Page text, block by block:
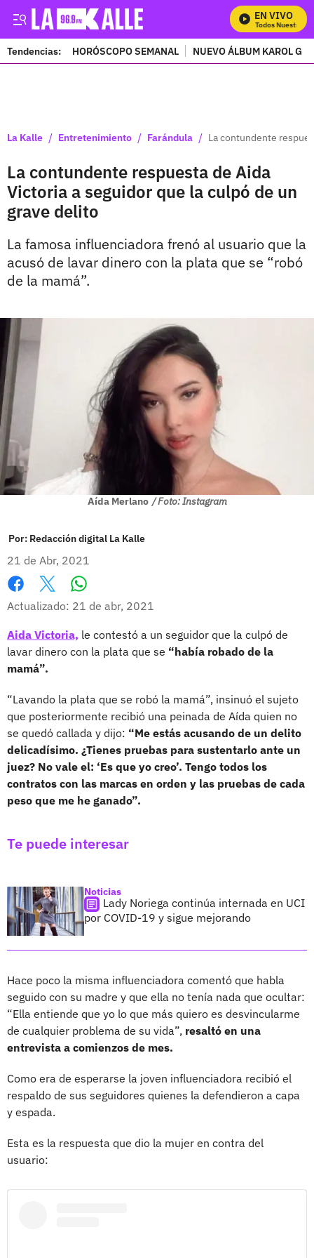
EN VIVO
Mira Todos Nuestros
Tendencias: HORÓSCOPO SEMANAL NUEVO ÁLBUM KAROL G
La Kalle / Entretenimiento / Farándula / La contundente
La contundente respuesta de Aida
Victoria a seguidor que la culpó de un
grave delito
La famosa influenciadora frenó al usuario que la
acusó de lavar dinero con la plata que se “robó
de la mamá”.
Aída Merlano / Foto: Instagram
Por: Redacción digital La Kalle
21 de Abr, 2021
Facebook
X
Actualizado: 21 de abr, 2021
Aida Victoria, le contestó a un seguidor que la culpó de
lavar dinero con la plata que se “había robado de la
mamá”.
“Lavando la plata que se robó la mamá”, insinuó el sujeto
que posteriormente recibió una peinada de Aída quien no
se quedó callada y dijo: “Me estás acusando de un delito
delicadísimo. ¿Tienes pruebas para sustentarlo ante un
juez? No vale el: ‘Es que yo creo’. Tengo todos los
contratos con las marcas en orden y las pruebas de cada
peso que me he ganado”.
Te puede interesar
Noticias
Lady Noriega continúa internada en UCI
por COVID-19 y sigue mejorando
Hace poco la misma influenciadora comentó que habla
seguido con su madre y que ella no tenía nada que ocultar:
“Ella entiende que yo lo que más quiero es desvincularme
de cualquier problema de su vida”, resaltó en una
entrevista a comienzos de mes.
Como era de esperarse la joven influenciadora recibió el
respaldo de sus seguidores quienes la defendieron a capa
y espada.
Esta es la respuesta que dio la mujer en contra del
usuario: